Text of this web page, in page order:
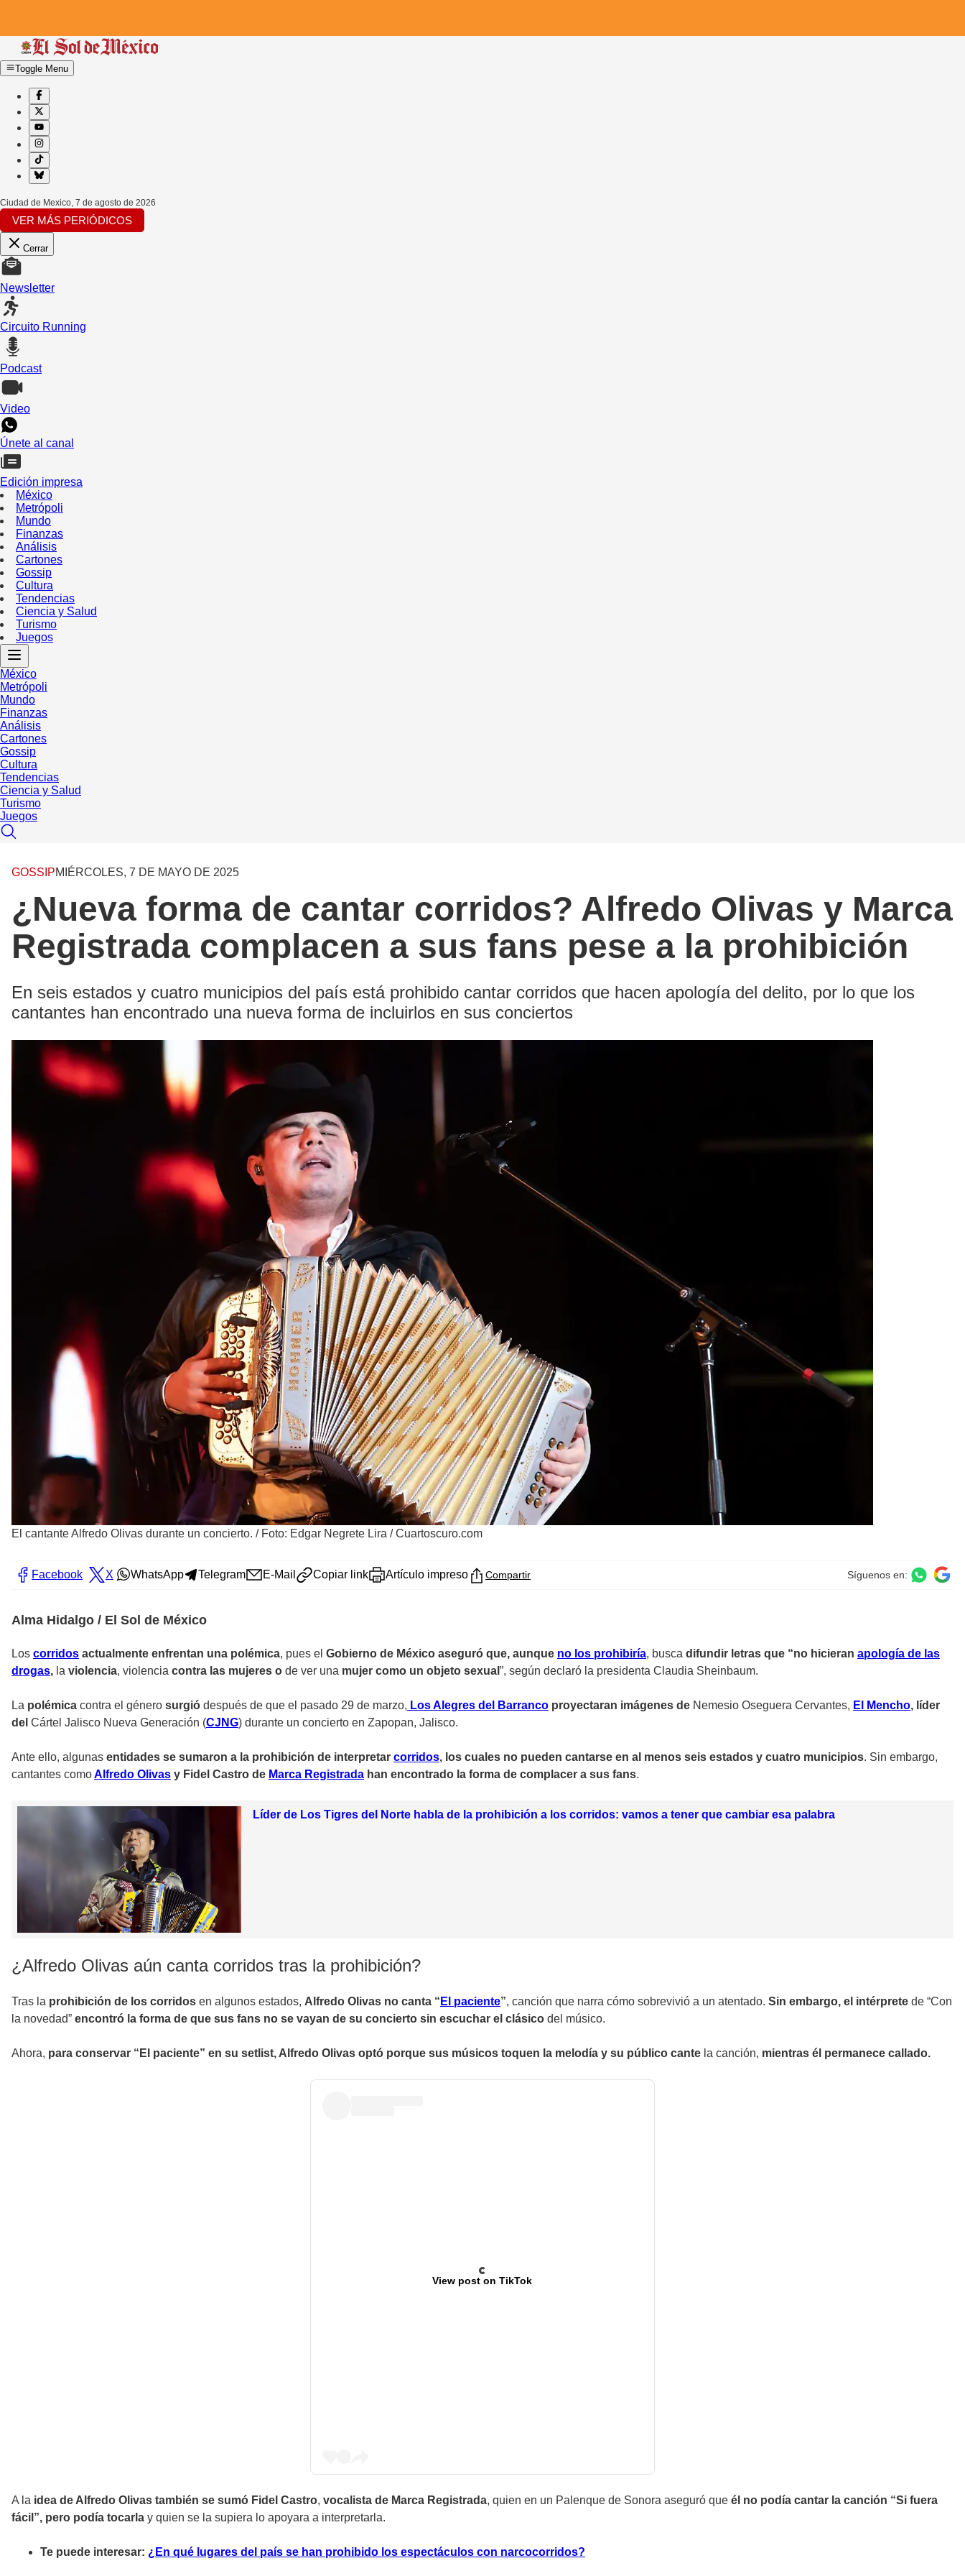
Toggle Menu
Ciudad de Mexico, 7 de agosto de 2026
VER MÁS PERIÓDICOS
Cerrar
Newsletter
Circuito Running
Podcast
Video
Únete al canal
Edición impresa
México
Metrópoli
Mundo
Finanzas
Análisis
Cartones
Gossip
Cultura
Tendencias
Ciencia y Salud
Turismo
Juegos
México
Metrópoli
Mundo
Finanzas
Análisis
Cartones
Gossip
Cultura
Tendencias
Ciencia y Salud
Turismo
Juegos
GOSSIPMIÉRCOLES, 7 DE MAYO DE 2025
¿Nueva forma de cantar corridos? Alfredo Olivas y Marca
Registrada complacen a sus fans pese a la prohibición
En seis estados y cuatro municipios del país está prohibido cantar corridos que hacen apología del delito, por lo que los
cantantes han encontrado una nueva forma de incluirlos en sus conciertos
El cantante Alfredo Olivas durante un concierto. / Foto: Edgar Negrete Lira / Cuartoscuro.com
Facebook X WhatsApp Telegram E-Mail Copiar link Artículo impreso Compartir Síguenos en:
Alma Hidalgo / El Sol de México
Los corridos actualmente enfrentan una polémica, pues el Gobierno de México aseguró que, aunque no los prohibiría, busca difundir letras que “no hicieran apología de las
drogas, la violencia, violencia contra las mujeres o de ver una mujer como un objeto sexual ”, según declaró la presidenta Claudia Sheinbaum.
La polémica contra el género surgió después de que el pasado 29 de marzo, Los Alegres del Barranco proyectaran imágenes de Nemesio Oseguera Cervantes, El Mencho, líder
del Cártel Jalisco Nueva Generación (CJNG) durante un concierto en Zapopan, Jalisco.
Ante ello, algunas entidades se sumaron a la prohibición de interpretar corridos, los cuales no pueden cantarse en al menos seis estados y cuatro municipios. Sin embargo,
cantantes comoAlfredo Olivas y Fidel Castro de Marca Registrada han encontrado la forma de complacer a sus fans.
Líder de Los Tigres del Norte habla de la prohibición a los corridos: vamos a tener que cambiar esa palabra
¿Alfredo Olivas aún canta corridos tras la prohibición?
Tras la prohibición de los corridos en algunos estados, Alfredo Olivas no canta “ El paciente”, canción que narra cómo sobrevivió a un atentado. Sin embargo, el intérprete de “Con
la novedad” encontró la forma de que sus fans no se vayan de su concierto sin escuchar el clásico del músico.
Ahora, para conservar “El paciente” en su setlist, Alfredo Olivas optó porque sus músicos toquen la melodía y su público cante la canción, mientras él permanece callado.
View post on TikTok
A la idea de Alfredo Olivas también se sumó Fidel Castro, vocalista de Marca Registrada, quien en un Palenque de Sonora aseguró que él no podía cantar la canción “Si fuera
fácil”, pero podía tocarla y quien se la supiera lo apoyara a interpretarla.
Te puede interesar: ¿En qué lugares del país se han prohibido los espectáculos con narcocorridos?